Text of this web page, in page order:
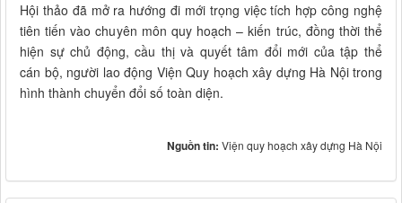
Hội thảo đã mở ra hướng đi mới trọng việc tích hợp công nghệ
tiên tiến vào chuyên môn quy hoạch – kiến trúc, đồng thời thể
hiện sự chủ động, cầu thị và quyết tâm đổi mới của tập thể
cán bộ, người lao động Viện Quy hoạch xây dựng Hà Nội trong
hình thành chuyển đổi số toàn diện.
Nguồn tin: Viện quy hoạch xây dựng Hà Nội